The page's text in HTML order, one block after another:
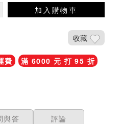
加入購物車
收藏
費
滿 6000 元 打 95 折
與答 評論